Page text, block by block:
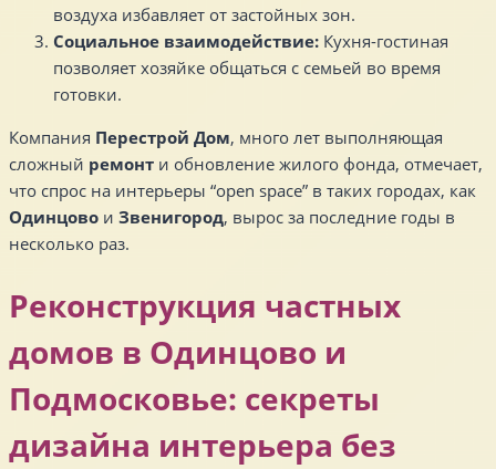
воздуха избавляет от застойных зон.
Социальное взаимодействие: Кухня-гостиная
позволяет хозяйке общаться с семьей во время
готовки.
Компания Перестрой Дом, много лет выполняющая
сложный ремонт и обновление жилого фонда, отмечает,
что спрос на интерьеры “open space” в таких городах, как
Одинцово и Звенигород, вырос за последние годы в
несколько раз.
Реконструкция частных
домов в Одинцово и
Подмосковье: секреты
дизайна интерьера без